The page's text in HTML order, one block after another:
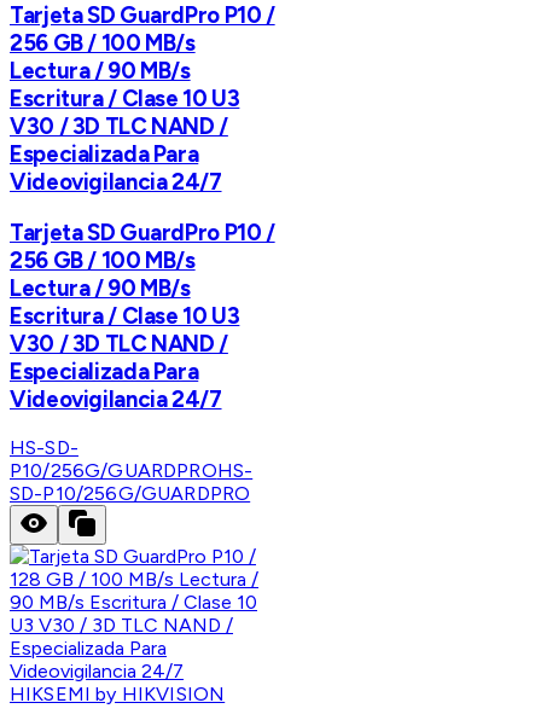
Tarjeta SD GuardPro P10 /
256 GB / 100 MB/s
Lectura / 90 MB/s
Escritura / Clase 10 U3
V30 / 3D TLC NAND /
Especializada Para
Videovigilancia 24/7
Tarjeta SD GuardPro P10 /
256 GB / 100 MB/s
Lectura / 90 MB/s
Escritura / Clase 10 U3
V30 / 3D TLC NAND /
Especializada Para
Videovigilancia 24/7
HS-SD-
P10/256G/GUARDPROHS-
SD-P10/256G/GUARDPRO
HIKSEMI by HIKVISION